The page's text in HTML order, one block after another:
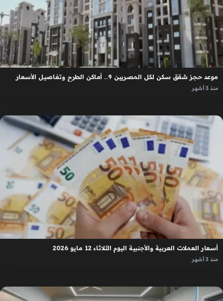
موعد حجز شقق سكن لكل المصريين 9.. أماكن الطرح وتفاصيل الأسعار
منذ 3 أشهر
أسعار العملات العربية والأجنبية اليوم الثلاثاء 12 مايو 2026
منذ 3 أشهر